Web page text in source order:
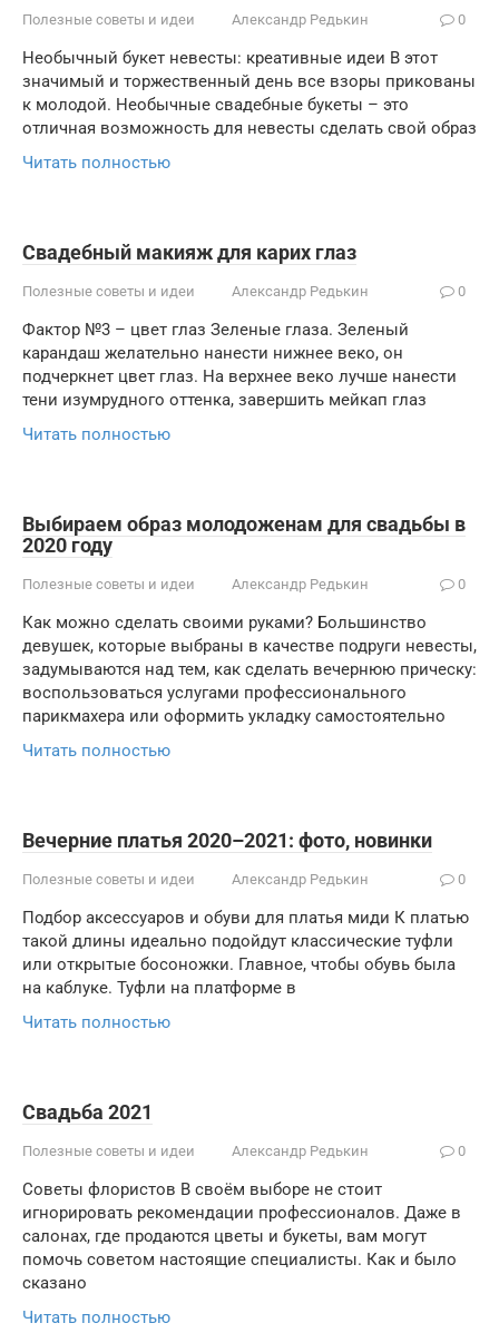
Полезные советы и идеи Александр Редькин 0
Необычный букет невесты: креативные идеи В этот
значимый и торжественный день все взоры прикованы
к молодой. Необычные свадебные букеты – это
отличная возможность для невесты сделать свой образ
Читать полностью
Свадебный макияж для карих глаз
Полезные советы и идеи Александр Редькин 0
Фактор №3 – цвет глаз Зеленые глаза. Зеленый
карандаш желательно нанести нижнее веко, он
подчеркнет цвет глаз. На верхнее веко лучше нанести
тени изумрудного оттенка, завершить мейкап глаз
Читать полностью
Выбираем образ молодоженам для свадьбы в
2020 году
Полезные советы и идеи Александр Редькин 0
Как можно сделать своими руками? Большинство
девушек, которые выбраны в качестве подруги невесты,
задумываются над тем, как сделать вечернюю прическу:
воспользоваться услугами профессионального
парикмахера или оформить укладку самостоятельно
Читать полностью
Вечерние платья 2020–2021: фото, новинки
Полезные советы и идеи Александр Редькин 0
Подбор аксессуаров и обуви для платья миди К платью
такой длины идеально подойдут классические туфли
или открытые босоножки. Главное, чтобы обувь была
на каблуке. Туфли на платформе в
Читать полностью
Свадьба 2021
Полезные советы и идеи Александр Редькин 0
Советы флористов В своём выборе не стоит
игнорировать рекомендации профессионалов. Даже в
салонах, где продаются цветы и букеты, вам могут
помочь советом настоящие специалисты. Как и было
сказано
Читать полностью